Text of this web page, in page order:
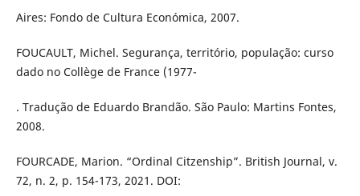
Aires: Fondo de Cultura Económica, 2007.
FOUCAULT, Michel. Segurança, território, população: curso
dado no Collège de France (1977-
. Tradução de Eduardo Brandão. São Paulo: Martins Fontes,
2008.
FOURCADE, Marion. “Ordinal Citzenship”. British Journal, v.
72, n. 2, p. 154-173, 2021. DOI: